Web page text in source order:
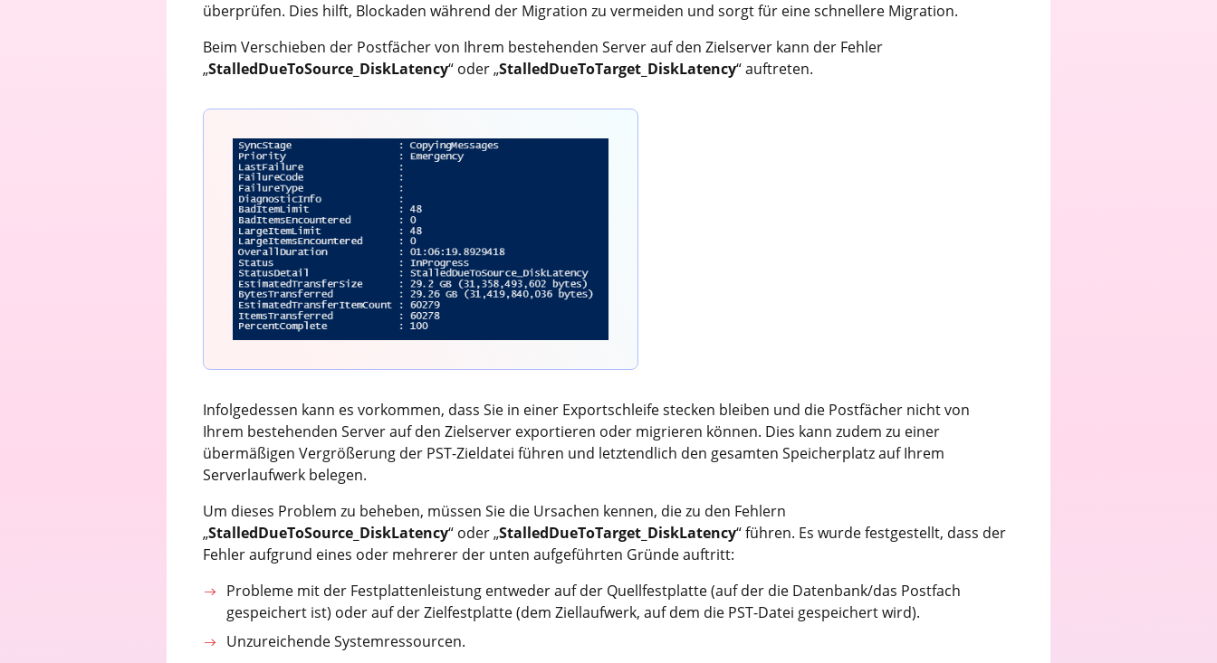
überprüfen. Dies hilft, Blockaden während der Migration zu vermeiden und sorgt für eine schnellere Migration.
Beim Verschieben der Postfächer von Ihrem bestehenden Server auf den Zielserver kann der Fehler
„StalledDueToSource_DiskLatency“ oder „StalledDueToTarget_DiskLatency“ auftreten.
Infolgedessen kann es vorkommen, dass Sie in einer Exportschleife stecken bleiben und die Postfächer nicht von
Ihrem bestehenden Server auf den Zielserver exportieren oder migrieren können. Dies kann zudem zu einer
übermäßigen Vergrößerung der PST-Zieldatei führen und letztendlich den gesamten Speicherplatz auf Ihrem
Serverlaufwerk belegen.
Um dieses Problem zu beheben, müssen Sie die Ursachen kennen, die zu den Fehlern
„StalledDueToSource_DiskLatency“ oder „StalledDueToTarget_DiskLatency“ führen. Es wurde festgestellt, dass der
Fehler aufgrund eines oder mehrerer der unten aufgeführten Gründe auftritt:
Probleme mit der Festplattenleistung entweder auf der Quellfestplatte (auf der die Datenbank/das Postfach
gespeichert ist) oder auf der Zielfestplatte (dem Ziellaufwerk, auf dem die PST-Datei gespeichert wird).
Unzureichende Systemressourcen.